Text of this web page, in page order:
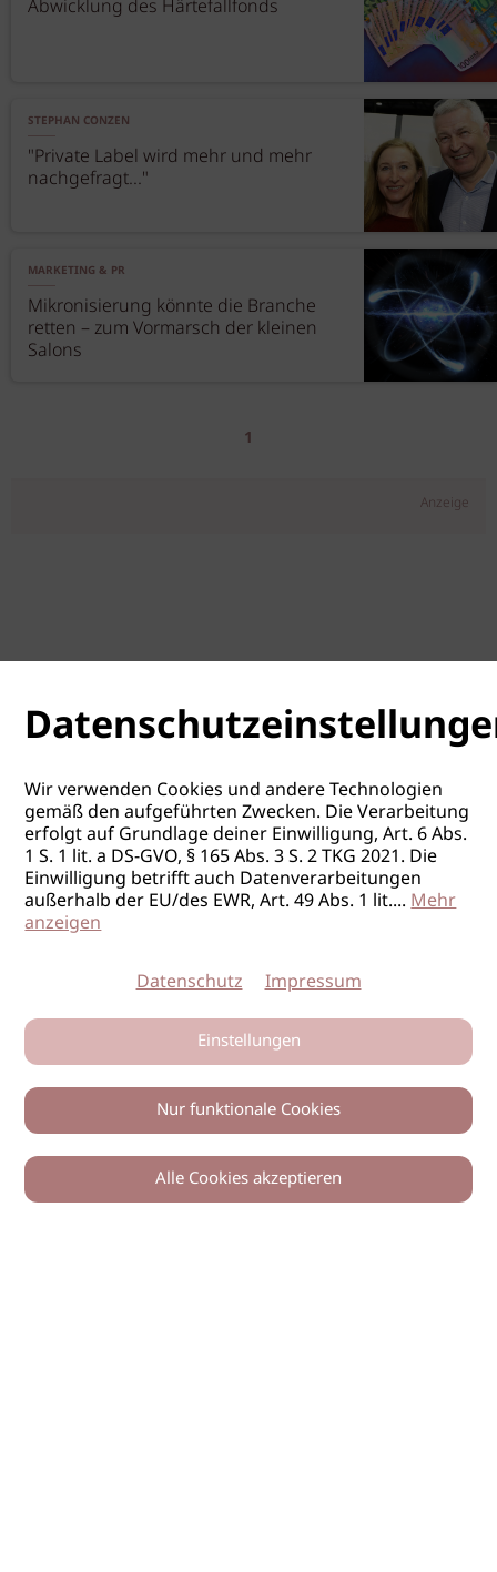
Abwicklung des Härtefallfonds
STEPHAN CONZEN
"Private Label wird mehr und mehr
nachgefragt..."
MARKETING & PR
Mikronisierung könnte die Branche
retten – zum Vormarsch der kleinen
Salons
1
Anzeige
Wir verwenden Cookies und andere Technologien
gemäß den aufgeführten Zwecken. Die Verarbeitung
erfolgt auf Grundlage deiner Einwilligung, Art. 6 Abs.
1 S. 1 lit. a DS-GVO, § 165 Abs. 3 S. 2 TKG 2021. Die
Einwilligung betrifft auch Datenverarbeitungen
außerhalb der EU/des EWR, Art. 49 Abs. 1 lit....Mehr
anzeigen
Datenschutz Impressum
Einstellungen
Nur funktionale Cookies
Alle Cookies akzeptieren